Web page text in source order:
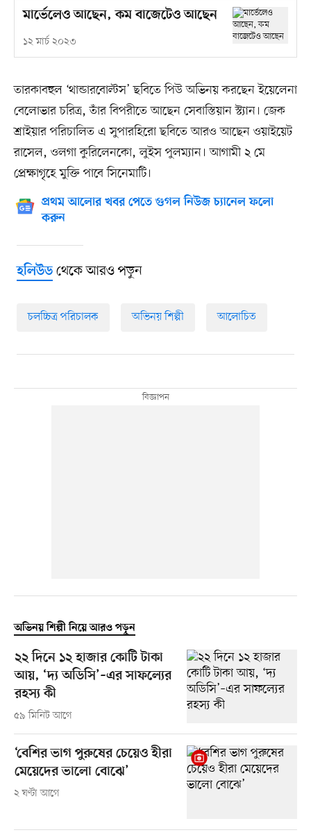
মার্ভেলেও আছেন, কম বাজেটেও আছেন
১২ মার্চ ২০২৩
তারকাবহুল ‘থান্ডারবোল্টস’ ছবিতে পিউ অভিনয় করছেন ইয়েলেনা
বেলোভার চরিত্র, তাঁর বিপরীতে আছেন সেবাস্তিয়ান স্ট্যান। জেক
শ্রাইয়ার পরিচালিত এ সুপারহিরো ছবিতে আরও আছেন ওয়াইয়েট
রাসেল, ওলগা কুরিলেনকো, লুইস পুলম্যান। আগামী ২ মে
প্রেক্ষাগৃহে মুক্তি পাবে সিনেমাটি।
প্রথম আলোর খবর পেতে গুগল নিউজ চ্যানেল ফলো
করুন
হলিউডথেকে আরও পড়ুন
চলচ্চিত্র পরিচালক অভিনয় শিল্পী আলোচিত
অভিনয় শিল্পী নিয়ে আরও পড়ুন
২২ দিনে ১২ হাজার কোটি টাকা
আয়, ‘দ্য অডিসি’–এর সাফল্যের
রহস্য কী
৫৯ মিনিট আগে
‘বেশির ভাগ পুরুষের চেয়েও হীরা
মেয়েদের ভালো বোঝে’
২ ঘণ্টা আগে